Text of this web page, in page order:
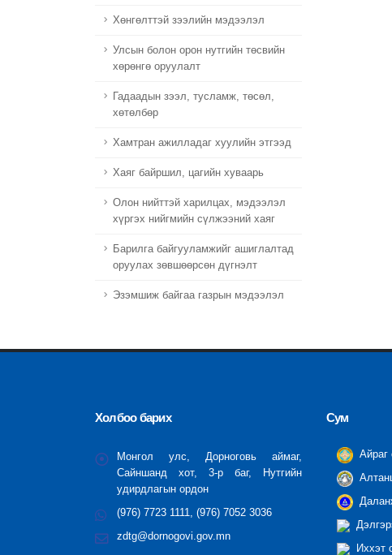
Хөнгөлттэй зээлийн мэдээлэл
Улсын болон орон нутгийн төсвийн
хөрөнгө оруулалт
Гадаадын зээл, тусламж, төсөл,
хөтөлбөр
Хамтран ажилладаг хуулийн этгээд
Хаяг байршил, цагийн хуваарь
Олон нийттэй харилцах, мэдээлэл
хүргэх нийгмийн сүлжээний хаяг
Барилга байгууламжийг ашиглалтад
оруулах зөвшөөрсөн дүгнэлт
Эзэмшиж байгаа газрын мэдээлэл
Холбоо барих
Монгол улс, Дорноговь аймаг,
Сайншанд хот, 3-р баг, Нутгийн
удирдлагын ордон
(976) 7723 1111, (976) 7052 3036
zdtg@dornogovi.gov.mn
Сум
Айраг
Иххэт